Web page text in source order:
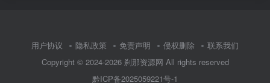
用户协议 隐私政策 免责声明 侵权删除
联系我们
Copyright © 2024-2026 刹那资源网 All rights reserved
黔ICP备2025059221号-1